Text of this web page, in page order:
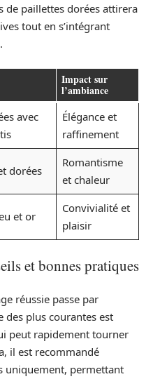
de paillettes dorées attirera
tout en s’intégrant
Impact sur
l’ambiance
avec
Élégance et
raffinement
dorées
Romantisme
et chaleur
et or
Convivialité et
plaisir
et bonnes pratiques
réussie passe par
des plus courantes est
peut rapidement tourner
il est recommandé
uniquement, permettant